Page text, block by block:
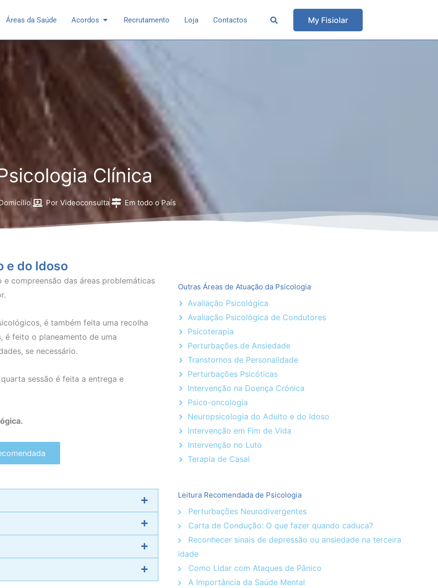
Especialidades
Áreas da Saúde Acordos Open Acordos
Recrutamento Loja Contactos My Fisiolar
Clínica
Por Videoconsulta Em todo o País
e do Idoso
compreensão das áreas problemáticas
é também feita uma recolha
é feito o planeamento de uma
se necessário.
sessão é feita a entrega e
Outras Áreas de Atuação da Psicologia
Avaliação Psicológica
Avaliação Psicológica de Condutores
Psicoterapia
Perturbações de Ansiedade
Transtornos de Personalidade
Perturbações Psicóticas
Intervenção na Doença Crónica
Psico-oncologia
Neuropsicologia do Adulto e do Idoso
Intervenção em Fim de Vida
Intervenção no Luto
Terapia de Casal
Leitura Recomendada de Psicologia
Perturbações Neurodivergentes
Carta de Condução: O que fazer quando caduca?
Reconhecer sinais de depressão ou ansiedade na terceira
idade
Como Lidar com Ataques de Pânico
A Importância da Saúde Mental